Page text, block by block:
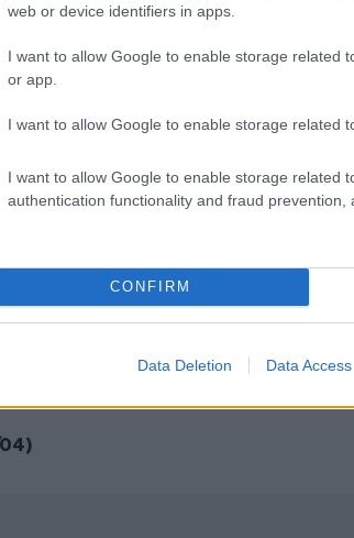
web or device identifiers in apps.
I want to allow Google to enable storage related
or app.
I want to allow Google to enable storage related
I want to allow Google to enable storage related
authentication functionality and fraud prevention,
CONFIRM
Data Deletion Data Access
εξηγήσεις από την Αρετή, για
λιποθυμά στα χέρια του. Η
που βιώνει έχουν ολέθριες
εισαγωγή της στο νοσοκομείο. Ο
και ετοιμάζεται να ξεκινήσει
ο Άλκης που ετοιμάζεται να φύγει
εκπλήξεις και τους δυο. Ο
και για την υιοθεσία του
άντρα, θα του αποκαλύψει κάτι, που